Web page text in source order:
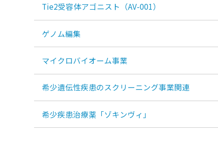
Tie2受容体アゴニスト（AV-001）
ゲノム編集
マイクロバイオーム事業
希少遺伝性疾患のスクリーニング事業関連
希少疾患治療薬「ゾキンヴィ」